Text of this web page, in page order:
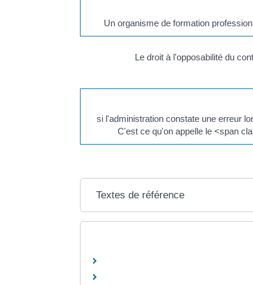
Un organisme de formation
Le droit à l'opposabilité du
si l'administration constate une erreur
C'est ce qu'on appelle le <span
Textes de référence